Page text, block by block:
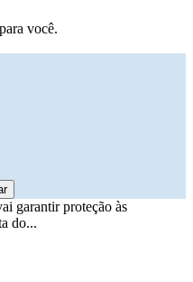
você.
garantir proteção às
do...